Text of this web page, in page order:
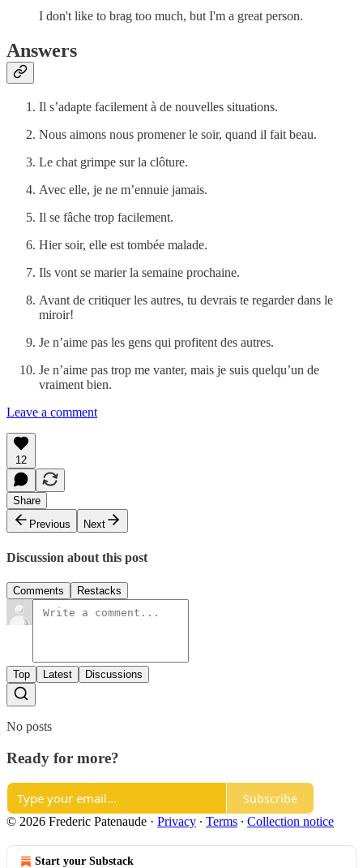
I don't like to brag too much, but I'm a great person.
Answers
Il s’adapte facilement à de nouvelles situations.
Nous aimons nous promener le soir, quand il fait beau.
Le chat grimpe sur la clôture.
Avec elle, je ne m’ennuie jamais.
Il se fâche trop facilement.
Hier soir, elle est tombée malade.
Ils vont se marier la semaine prochaine.
Avant de critiquer les autres, tu devrais te regarder dans le
miroir!
Je n’aime pas les gens qui profitent des autres.
Je n’aime pas trop me vanter, mais je suis quelqu’un de
vraiment bien.
Leave a comment
12
Share
Previous
Next
Discussion about this post
Comments Restacks
Top Latest Discussions
No posts
Ready for more?
Subscribe
© 2026 Frederic Patenaude · Privacy ∙ Terms ∙ Collection notice
Start your Substack